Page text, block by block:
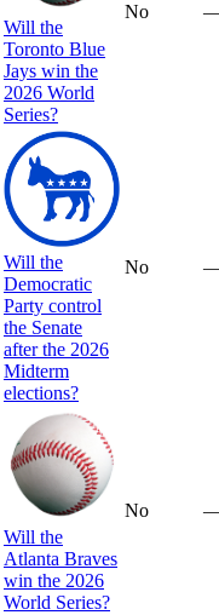
Will the
Toronto Blue
Jays win the
2026 World
Series?
No
Will the
Democratic
Party control
the Senate
after the 2026
Midterm
elections?
No
Will the
Atlanta Braves
win the 2026
World Series?
No